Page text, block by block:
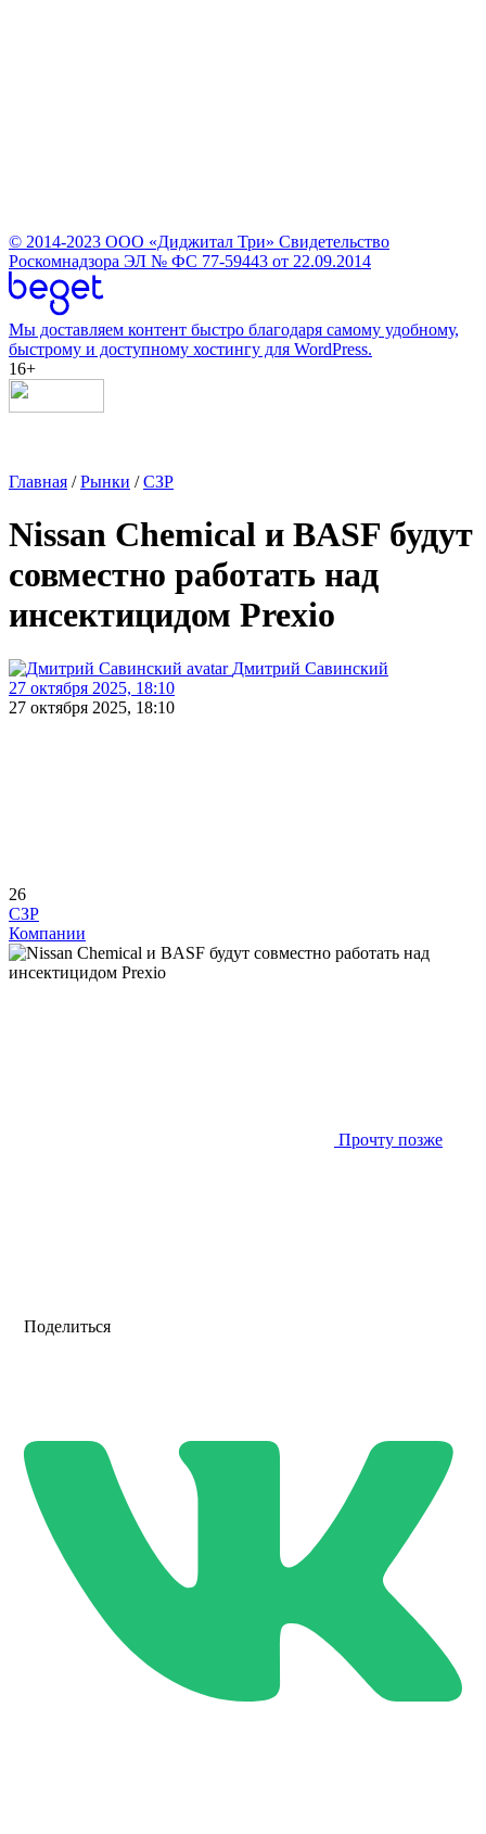
© 2014-2023 ООО «Диджитал Три» Свидетельство
Роскомнадзора ЭЛ № ФС 77-59443 от 22.09.2014
Мы доставляем контент быстро благодаря самому удобному,
быстрому и доступному хостингу для WordPress.
16+
Главная /Рынки /СЗР
Nissan Chemical и BASF будут
совместно работать над
инсектицидом Prexio
Дмитрий Савинский
27 октября 2025, 18:10
27 октября 2025, 18:10
26
СЗР
Компании
Прочту позже
Поделиться